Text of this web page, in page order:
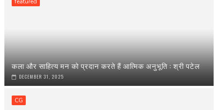
कला और साहित्य मन को प्रदान करते हैं आत्मिक अनुभूति : श्री पटेल
DECEMBER 31, 2025
CG